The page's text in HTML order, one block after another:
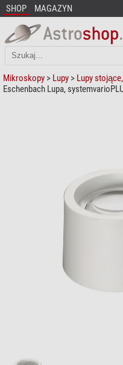
SHOP MAGAZYN
Mikroskopy > Lupy > Lupy
Eschenbach Lupa,